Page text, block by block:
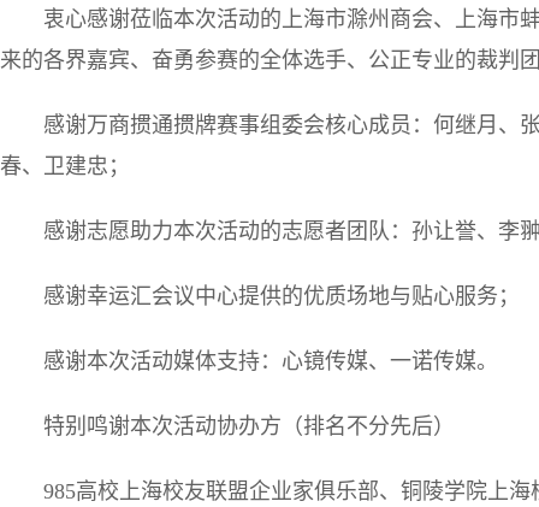
衷心感谢莅临本次活动的上海市滁州商会、上海市
来的各界嘉宾、奋勇参赛的全体选手、公正专业的裁判
感谢万商掼通掼牌赛事组委会核心成员：何继月、
春、卫建忠；
感谢志愿助力本次活动的志愿者团队：孙让誉、李
感谢幸运汇会议中心提供的优质场地与贴心服务；
感谢本次活动媒体支持：心镜传媒、一诺传媒。
特别鸣谢本次活动协办方（排名不分先后）
985高校上海校友联盟企业家俱乐部、铜陵学院上